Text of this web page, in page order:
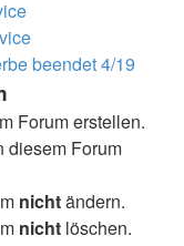
beendet 4/19
Forum erstellen.
diesem Forum
nichtändern.
nicht löschen.